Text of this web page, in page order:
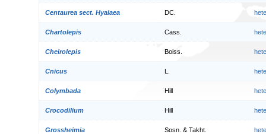
Centaurea sect. Hyalaea DC.
Chartolepis Cass.
Cheirolepis Boiss.
Cnicus
Colymbada Hill
Crocodilium Hill
Grossheimia Sosn. & Takht.